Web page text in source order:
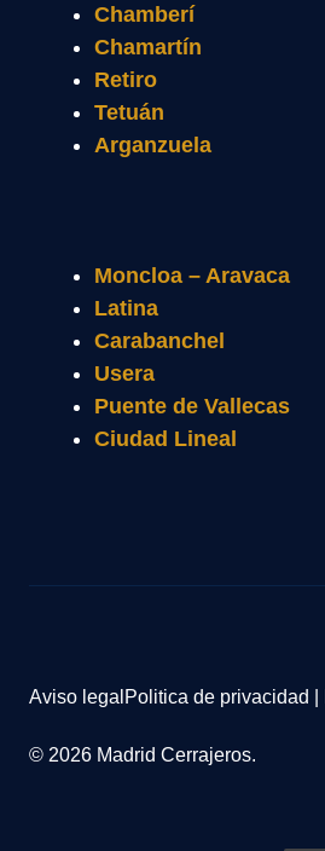
Chamberí
Chamartín
Retiro
Tetuán
Arganzuela
Moncloa – Aravaca
Latina
Carabanchel
Usera
Puente de Vallecas
Ciudad Lineal
© 2026 Madrid Cerrajeros.
Aviso legal Politica de privacidad